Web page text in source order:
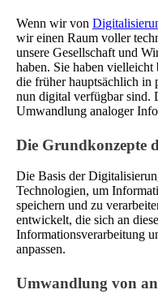
Wenn wir von
wir einen Raum voller
unsere Gesellschaft und
haben. Sie haben vielleicht
die früher hauptsächlich in
nun digital verfügbar sind.
Umwandlung analoger
Die Grundkonzepte
Die Basis der
Technologien, um
speichern und zu
entwickelt, die sich an
Informationsverarbeitung
anpassen.
Umwandlung von